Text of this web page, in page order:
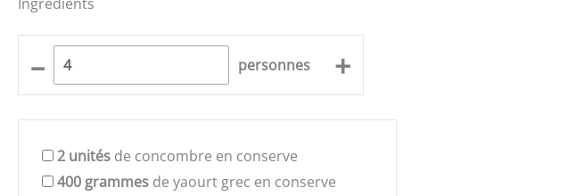
– personnes +
2 unités de concombre en conserve
400 grammes de yaourt grec en conserve